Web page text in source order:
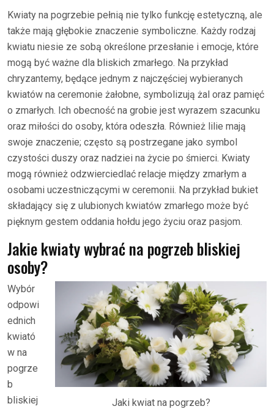
Kwiaty na pogrzebie pełnią nie tylko funkcję estetyczną, ale
także mają głębokie znaczenie symboliczne. Każdy rodzaj
kwiatu niesie ze sobą określone przesłanie i emocje, które
mogą być ważne dla bliskich zmarłego. Na przykład
chryzantemy, będące jednym z najczęściej wybieranych
kwiatów na ceremonie żałobne, symbolizują żal oraz pamięć
o zmarłych. Ich obecność na grobie jest wyrazem szacunku
oraz miłości do osoby, która odeszła. Również lilie mają
swoje znaczenie; często są postrzegane jako symbol
czystości duszy oraz nadziei na życie po śmierci. Kwiaty
mogą również odzwierciedlać relacje między zmarłym a
osobami uczestniczącymi w ceremonii. Na przykład bukiet
składający się z ulubionych kwiatów zmarłego może być
pięknym gestem oddania hołdu jego życiu oraz pasjom.
Jakie kwiaty wybrać na pogrzeb bliskiej
osoby?
Jaki kwiat na pogrzeb?
Wybór
odpowi
ednich
kwiató
w na
pogrze
b
bliskiej